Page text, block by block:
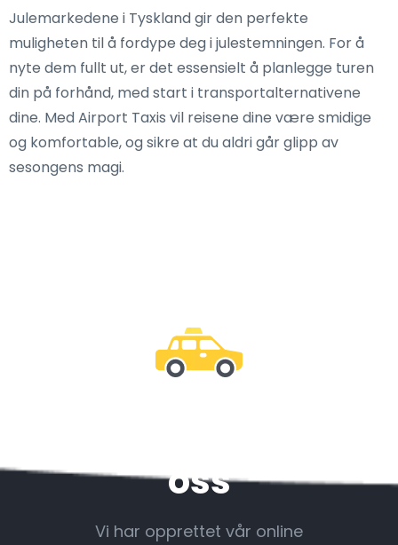
Julemarkedene i Tyskland gir den perfekte
muligheten til å fordype deg i julestemningen. For å
nyte dem fullt ut, er det essensielt å planlegge turen
din på forhånd, med start i transportalternativene
dine. Med Airport Taxis vil reisene dine være smidige
og komfortable, og sikre at du aldri går glipp av
sesongens magi.
oss
Vi har opprettet vår online